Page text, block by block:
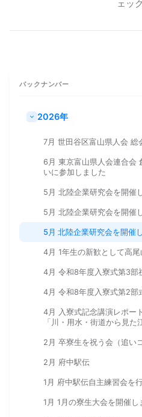
バックナンバー
2026年
7月 世田谷区富山県人会 総
6月 東京富山県人会連合会
いに参加しました
5月 北陸企業研究会を開催
5月 北陸企業研究会を開催
5月 北陸企業研究会を開催
4月 1年生の新歓として高
4月 令和8年度入寮式第3部
4月 令和8年度入寮式第2部
4月 入寮式記念講演レポー
「川・用水・街道から見た
2月 卒寮生を祝う会（追い
2月 府中駅伝
1月 府中駅伝自主練習会を
1月 1月の寮生大会を開催し
ェッ